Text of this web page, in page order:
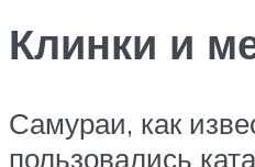
Клинки и
Самураи, как
пользовались